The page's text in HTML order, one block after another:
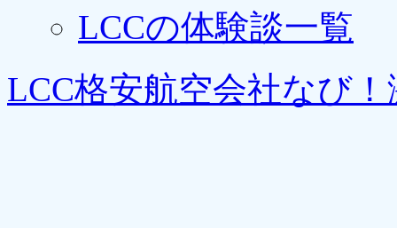
LCCの体験談一覧
LCC格安航空会社なび